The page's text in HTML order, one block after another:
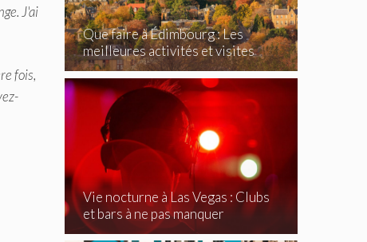
J'ai
fois,
Que faire à Édimbourg : Les
meilleures activités et visites
incontournables
Vie nocturne à Las Vegas : Clubs
et bars à ne pas manquer